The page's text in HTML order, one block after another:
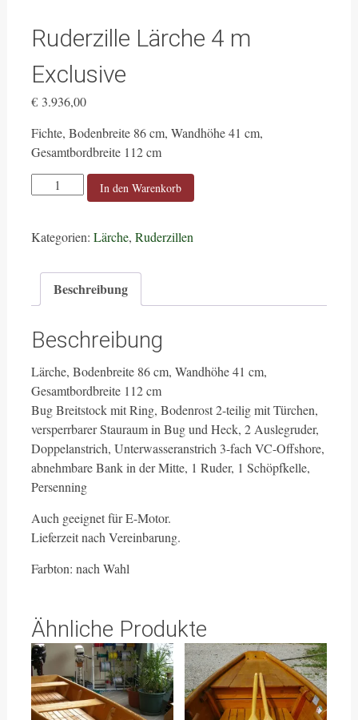
Ruderzille Lärche 4 m
Exclusive
€3.936,00
Fichte, Bodenbreite 86 cm, Wandhöhe 41 cm,
Gesamtbordbreite 112 cm
Ruderzille
m
Menge
In den Warenkorb
Kategorien: Lärche, Ruderzillen
Beschreibung
Beschreibung
Lärche, Bodenbreite 86 cm, Wandhöhe 41 cm,
Gesamtbordbreite 112 cm
Bug Breitstock mit Ring, Bodenrost 2-teilig mit Türchen,
versperrbarer Stauraum in Bug und Heck, 2 Auslegruder,
Doppelanstrich, Unterwasseranstrich 3-fach VC-Offshore,
abnehmbare Bank in der Mitte, 1 Ruder, 1 Schöpfkelle,
Persenning
Auch geeignet für E-Motor.
Lieferzeit nach Vereinbarung.
Farbton: nach Wahl
Ähnliche Produkte